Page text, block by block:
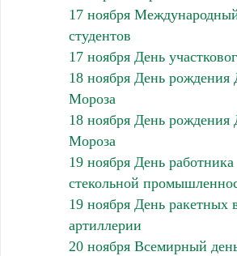
17 ноября
студентов
17 ноября День
18 ноября День рождения
Мороза
18 ноября День рождения
Мороза
19 ноября День работника
стекольной
19 ноября День ракетных
артиллерии
20 ноября Всемирный